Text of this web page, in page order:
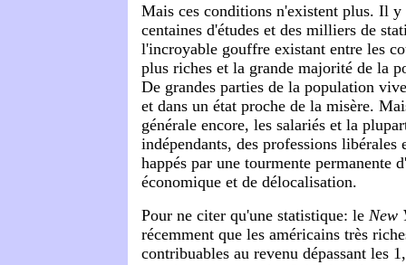
Mais ces conditions n'existent plus. Il y
centaines d'études et des milliers de
l'incroyable gouffre existant entre les
plus riches et la grande majorité de la
De grandes parties de la population
et dans un état proche de la misère.
générale encore, les salariés et la
indépendants, des professions libérales
happés par une tourmente permanente
économique et de délocalisation.
Pour ne citer qu'une statistique: le New
récemment que les américains très
contribuables au revenu dépassant les